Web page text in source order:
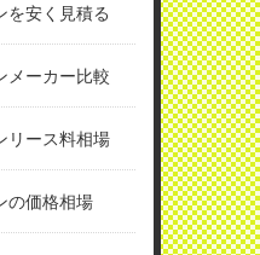
を安く見積る
メーカー比較
リース料相場
の価格相場